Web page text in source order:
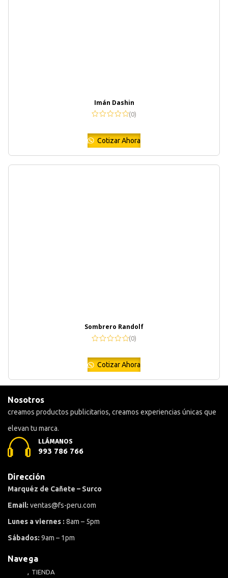
Imán Dashin
(0)
Cotizar Ahora
Sombrero Randolf
(0)
Cotizar Ahora
Nosotros
creamos productos publicitarios, creamos experiencias únicas que
elevan tu marca.
LLÁMANOS
993 786 766
Dirección
Marquéz de Cañete – Surco
Email: ventas@fs-peru.com
Lunes a viernes : 8am – 5pm
Sábados: 9am – 1pm
Navega
TIENDA